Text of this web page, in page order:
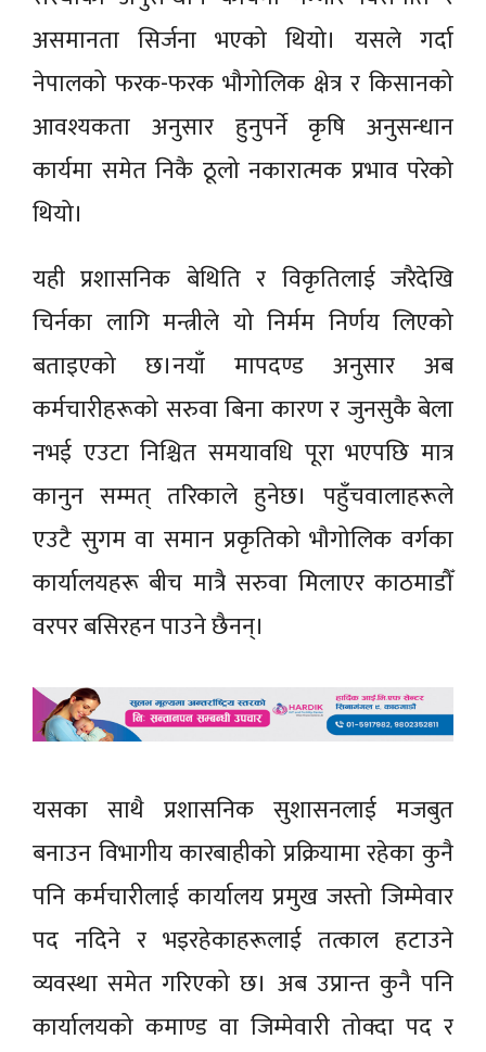
असमानता सिर्जना भएको थियो। यसले गर्दा
नेपालको फरक-फरक भौगोलिक क्षेत्र र किसानको
आवश्यकता अनुसार हुनुपर्ने कृषि अनुसन्धान
कार्यमा समेत निकै ठूलो नकारात्मक प्रभाव परेको
थियो।
यही प्रशासनिक बेथिति र विकृतिलाई जरैदेखि
चिर्नका लागि मन्त्रीले यो निर्मम निर्णय लिएको
बताइएको छ।नयाँ मापदण्ड अनुसार अब
कर्मचारीहरूको सरुवा बिना कारण र जुनसुकै बेला
नभई एउटा निश्चित समयावधि पूरा भएपछि मात्र
कानुन सम्मत् तरिकाले हुनेछ। पहुँचवालाहरूले
एउटै सुगम वा समान प्रकृतिको भौगोलिक वर्गका
कार्यालयहरू बीच मात्रै सरुवा मिलाएर काठमाडौँ
वरपर बसिरहन पाउने छैनन्।
यसका साथै प्रशासनिक सुशासनलाई मजबुत
बनाउन विभागीय कारबाहीको प्रक्रियामा रहेका कुनै
पनि कर्मचारीलाई कार्यालय प्रमुख जस्तो जिम्मेवार
पद नदिने र भइरहेकाहरूलाई तत्काल हटाउने
व्यवस्था समेत गरिएको छ। अब उप्रान्त कुनै पनि
कार्यालयको कमाण्ड वा जिम्मेवारी तोक्दा पद र